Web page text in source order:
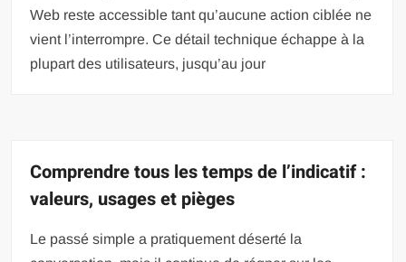
Web reste accessible tant qu’aucune action ciblée ne
vient l’interrompre. Ce détail technique échappe à la
plupart des utilisateurs, jusqu’au jour
Comprendre tous les temps de l’indicatif :
valeurs, usages et pièges
Le passé simple a pratiquement déserté la